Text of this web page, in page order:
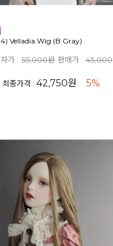
Velladia Wig (B Gray)
가 : 55,000원 판매가 : 45,000
최종가격 : 42,750원 5%